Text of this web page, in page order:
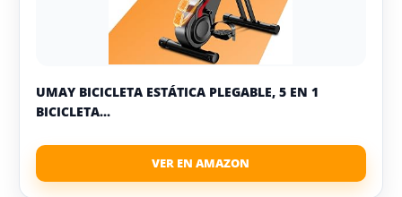
UMAY BICICLETA ESTÁTICA PLEGABLE, 5 EN 1
BICICLETA...